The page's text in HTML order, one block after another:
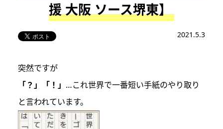
援 大阪 ソース堺東】
2021.5.3
突然ですが
「？」「！」 …これ世界で一番短い手紙のやり取り
と言われています。